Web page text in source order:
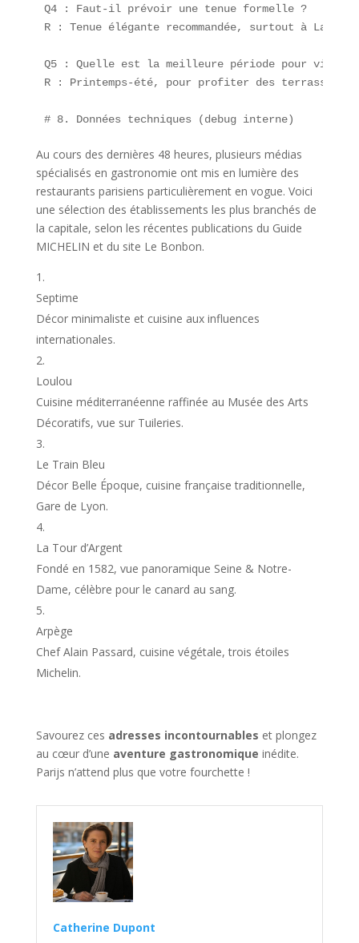
Q4 : Faut-il prévoir une tenue formelle ?
R : Tenue élégante recommandée, surtout à La
Q5 : Quelle est la meilleure période pour
R : Printemps-été, pour profiter des terrasses
# 8. Données techniques (debug interne)
Au cours des dernières 48 heures, plusieurs médias
spécialisés en gastronomie ont mis en lumière des
restaurants parisiens particulièrement en vogue. Voici
une sélection des établissements les plus branchés de
la capitale, selon les récentes publications du Guide
MICHELIN et du site Le Bonbon.
Septime
Décor minimaliste et cuisine aux influences
internationales.
Loulou
Cuisine méditerranéenne raffinée au Musée des Arts
Décoratifs, vue sur Tuileries.
Le Train Bleu
Décor Belle Époque, cuisine française traditionnelle,
Gare de Lyon.
La Tour d’Argent
Fondé en 1582, vue panoramique Seine & Notre-
Dame, célèbre pour le canard au sang.
Arpège
Chef Alain Passard, cuisine végétale, trois étoiles
Michelin.
Savourez ces adresses incontournables et plongez
au cœur d’une aventure gastronomique inédite.
Parijs n’attend plus que votre fourchette !
Catherine Dupont